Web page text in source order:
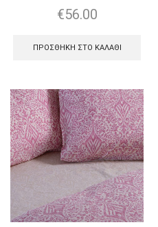
€56.00
ΠΡΟΣΘΉΚΗ ΣΤΟ ΚΑΛΆΘΙ